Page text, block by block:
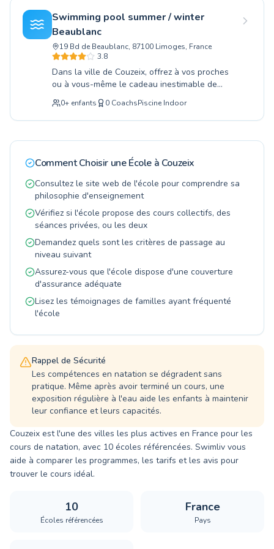
nos installations et rejoignez notre
communauté de passionnés pour une
expérience aquatique enrichissante.
adaptés à chacun. Nos maîtres-nageurs
qualifiés et passionnés offrent un
accompagnement personnalisé dans un
environnement bienveillant et sécurisé,
favorisant l'aisance aquatique des plus jeunes
comme des adultes. Nous sommes dédiés à
faire de votre expérience aquatique un succès,
en construisant la confiance et les
compétences nécessaires. Venez vivre une
expérience enrichissante et prenez plaisir à
Swimming pool summer / winter
Beaublanc
19 Bd de Beaublanc, 87100 Limoges, France
3.8
Dans la ville de Couzeix, offrez à vos proches
ou à vous-même le cadeau inestimable de
l'aisance aquatique grâce aux leçons de
natation dispensées dans notre établissement.
Que vous soyez un parfait débutant cherchant
nos maîtres-nageurs qualifiés vous
accompagnent avec pédagogie. Nous
proposons des cours adaptés tant aux enfants
qu'aux adultes, créant un environnement
d'apprentissage stimulant et sécurisé. Les
séances se déroulent dans des conditions
optimales, que ce soit à la piscine d'été ou
d'hiver Beaublanc, garantissant un
apprentissage efficace pour tous les âges et
tous les niveaux. Venez découvrir le plaisir de
nager et de vous sentir en pleine confiance
0+ enfants 0 CoachsPiscine Indoor
Comment Choisir une École à Couzeix
Consultez le site web de l'école pour comprendre sa
philosophie d'enseignement
Vérifiez si l'école propose des cours collectifs, des
séances privées, ou les deux
Demandez quels sont les critères de passage au
niveau suivant
Assurez-vous que l'école dispose d'une couverture
d'assurance adéquate
Lisez les témoignages de familles ayant fréquenté
l'école
Rappel de Sécurité
Les compétences en natation se dégradent sans
pratique. Même après avoir terminé un cours, une
exposition régulière à l'eau aide les enfants à maintenir
leur confiance et leurs capacités.
Couzeix est l'une des villes les plus actives en France pour les
cours de natation, avec 10 écoles référencées. Swimliv vous
aide à comparer les programmes, les tarifs et les avis pour
trouver le cours idéal.
10
Écoles référencées
France
Pays